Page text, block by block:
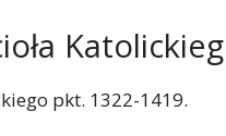
pkt. 1322-1419.